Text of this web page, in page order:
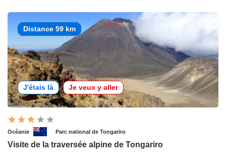
Distance 59 km
J'étais là Je veux y aller
Océanie Parc national de Tongariro
Visite de la traversée alpine de Tongariro